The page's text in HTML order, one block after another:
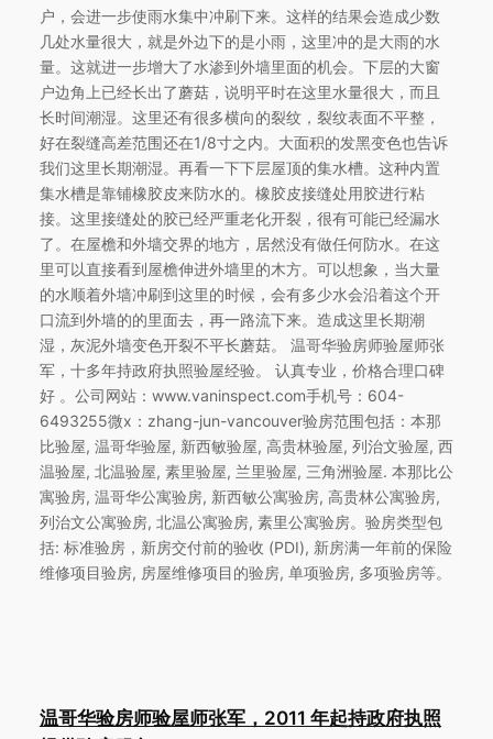
户，会进一步使雨水集中冲刷下来。这样的结果会造成少数
几处水量很大，就是外边下的是小雨，这里冲的是大雨的水
量。这就进一步增大了水渗到外墙里面的机会。下层的大窗
户边角上已经长出了蘑菇，说明平时在这里水量很大，而且
长时间潮湿。这里还有很多横向的裂纹，裂纹表面不平整，
好在裂缝高差范围还在1/8寸之内。大面积的发黑变色也告诉
我们这里长期潮湿。再看一下下层屋顶的集水槽。这种内置
集水槽是靠铺橡胶皮来防水的。橡胶皮接缝处用胶进行粘
接。这里接缝处的胶已经严重老化开裂，很有可能已经漏水
了。在屋檐和外墙交界的地方，居然没有做任何防水。在这
里可以直接看到屋檐伸进外墙里的木方。可以想象，当大量
的水顺着外墙冲刷到这里的时候，会有多少水会沿着这个开
口流到外墙的的里面去，再一路流下来。造成这里长期潮
湿，灰泥外墙变色开裂不平长蘑菇。 温哥华验房师验屋师张
军，十多年持政府执照验屋经验。 认真专业，价格合理口碑
好 。公司网站：www.vaninspect.com手机号：604-
6493255微x：zhang-jun-vancouver验房范围包括：本那
比验屋, 温哥华验屋, 新西敏验屋, 高贵林验屋, 列治文验屋, 西
温验屋, 北温验屋, 素里验屋, 兰里验屋, 三角洲验屋. 本那比公
寓验房, 温哥华公寓验房, 新西敏公寓验房, 高贵林公寓验房,
列治文公寓验房, 北温公寓验房, 素里公寓验房。验房类型包
括: 标准验房，新房交付前的验收 (PDI), 新房满一年前的保险
维修项目验房, 房屋维修项目的验房, 单项验房, 多项验房等。
温哥华验房师验屋师张军，2011 年起持政府执照